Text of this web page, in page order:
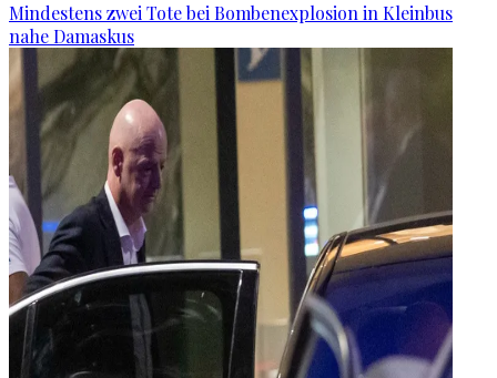
Mindestens zwei Tote bei Bombenexplosion in Kleinbus
nahe Damaskus